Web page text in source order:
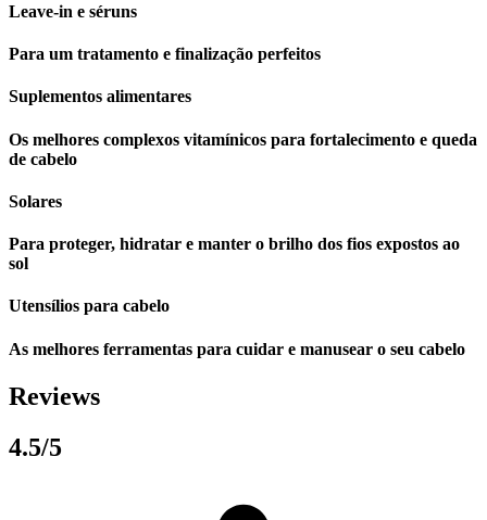
Leave-in e séruns
Para um tratamento e finalização perfeitos
Suplementos alimentares
Os melhores complexos vitamínicos para fortalecimento e queda
de cabelo
Solares
Para proteger, hidratar e manter o brilho dos fios expostos ao
sol
Utensílios para cabelo
As melhores ferramentas para cuidar e manusear o seu cabelo
Reviews
4.5/5